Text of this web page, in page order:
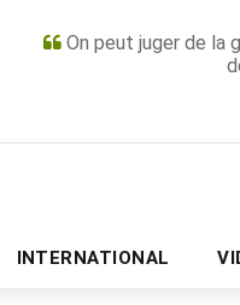
On peut juger de la
INTERNATIONAL